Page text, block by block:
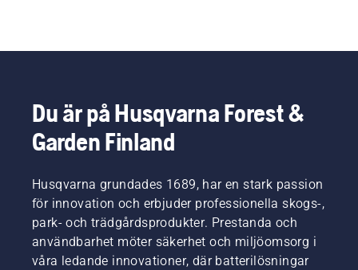
Du är på Husqvarna Forest &
Garden Finland
Husqvarna grundades 1689, har en stark passion
för innovation och erbjuder professionella skogs-,
park- och trädgårdsprodukter. Prestanda och
användbarhet möter säkerhet och miljöomsorg i
våra ledande innovationer, där batterilösningar